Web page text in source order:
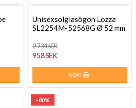
Unisexsolglasögon Lozza
SL2254M-52568G Ø 52 mm
2 734 SEK
958 SEK
KÖP
- 80%